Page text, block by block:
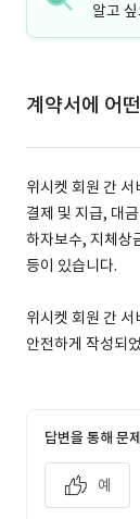
알고
계약서에 어
위시켓 회원 간
결제 및 지급, 대
하자보수, 지체상
등이 있습니다.
위시켓 회원 간
안전하게 작성되
답변을 통해 문
예